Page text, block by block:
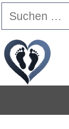
Zum
Inhalt
springen
nach: